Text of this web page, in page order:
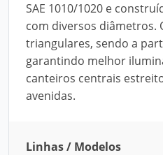
SAE 1010/1020 e
com diversos diâmetros.
triangulares, sendo a
garantindo melhor
canteiros centrais
avenidas.
Linhas / Modelos